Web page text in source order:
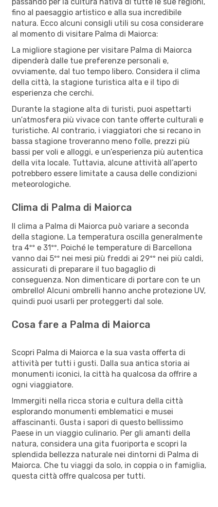
fino al paesaggio artistico e alla sua incredibile
natura. Ecco alcuni consigli utili su cosa considerare
al momento di visitare Palma di Maiorca:
La migliore stagione per visitare Palma di Maiorca
dipenderà dalle tue preferenze personali e,
ovviamente, dal tuo tempo libero. Considera il clima
della città, la stagione turistica alta e il tipo di
esperienza che cerchi.
Durante la stagione alta di turisti, puoi aspettarti
un’atmosfera più vivace con tante offerte culturali e
turistiche. Al contrario, i viaggiatori che si recano in
bassa stagione troveranno meno folle, prezzi più
bassi per voli e alloggi, e un’esperienza più autentica
della vita locale. Tuttavia, alcune attività all’aperto
potrebbero essere limitate a causa delle condizioni
meteorologiche.
Clima di Palma di Maiorca
Il clima a Palma di Maiorca può variare a seconda
della stagione. La temperatura oscilla generalmente
tra 4ºº e 31ºº. Poiché le temperature di Barcellona
vanno dai 5ºº nei mesi più freddi ai 29ºº nei più caldi,
assicurati di preparare il tuo bagaglio di
conseguenza. Non dimenticare di portare con te un
ombrello! Alcuni ombrelli hanno anche protezione UV,
quindi puoi usarli per proteggerti dal sole.
Cosa fare a Palma di Maiorca
Scopri Palma di Maiorca e la sua vasta offerta di
attività per tutti i gusti. Dalla sua antica storia ai
monumenti iconici, la città ha qualcosa da offrire a
ogni viaggiatore.
Immergiti nella ricca storia e cultura della città
esplorando monumenti emblematici e musei
affascinanti. Gusta i sapori di questo bellissimo
Paese in un viaggio culinario. Per gli amanti della
natura, considera una gita fuoriporta e scopri la
splendida bellezza naturale nei dintorni di Palma di
Maiorca. Che tu viaggi da solo, in coppia o in famiglia,
questa città offre qualcosa per tutti.